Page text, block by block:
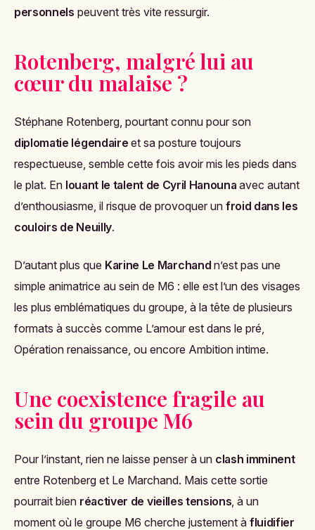
personnels peuvent très vite ressurgir.
Rotenberg, malgré lui au
cœur du malaise ?
Stéphane Rotenberg, pourtant connu pour son
diplomatie légendaire et sa posture toujours
respectueuse, semble cette fois avoir mis les pieds dans
le plat. En louant le talent de Cyril Hanouna avec autant
d’enthousiasme, il risque de provoquer un froid dans les
couloirs de Neuilly.
D’autant plus que Karine Le Marchand n’est pas une
simple animatrice au sein de M6 : elle est l’un des visages
les plus emblématiques du groupe, à la tête de plusieurs
formats à succès comme L’amour est dans le pré
Opération renaissance , ou encore Ambition intime.
Une coexistence fragile au
sein du groupe M6
Pour l’instant, rien ne laisse penser à un clash imminent
entre Rotenberg et Le Marchand. Mais cette sortie
pourrait bien réactiver de vieilles tensions , à un
moment où le groupe M6 cherche justement à fluidifier